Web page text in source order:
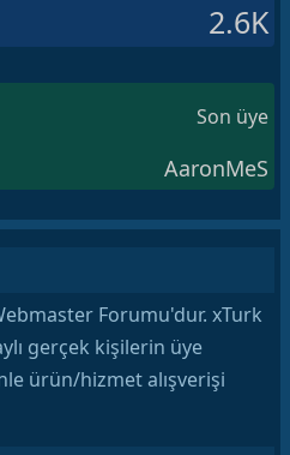
2.6K
Son üye
AaronMeS
Forumu'dur. xTurk
gerçek kişilerin üye
ürün/hizmet alışverişi